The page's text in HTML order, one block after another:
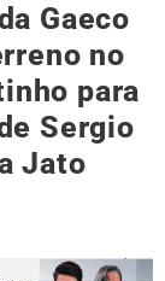
Gaeco
no
para
Sergio
Jato